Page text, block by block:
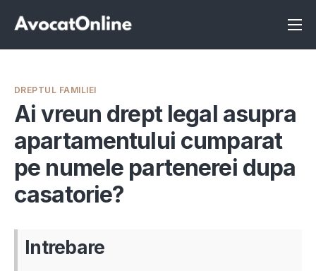
Înscrie-te ca avocat
Servicii
Despre noi
Programeaza consultanta
Intrebari
DREPTUL FAMILIEI
Ai vreun drept legal asupra
apartamentului cumparat
pe numele partenerei dupa
casatorie?
Intrebare